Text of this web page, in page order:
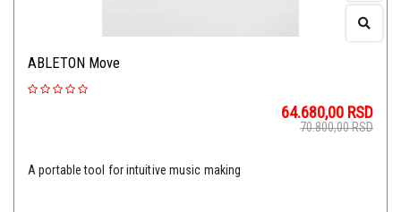
ABLETON Move
64.680,00 RSD
70.800,00RSD
A portable tool for intuitive music making